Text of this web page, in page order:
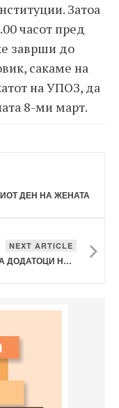
Затоа
часот пред
заврши до
сакаме на
на УПОЗ, да
8-ми март.
ДЕН НА ЖЕНАТА
NEXT ARTICLE
ДОНЕСЕН ПРАВИЛНИКОТ ЗА ИСПЛАТА НА ДОДАТОЦИ НА ПЛАТА ЗА ВРАБОТЕНИТЕ ВО СУДСКАТА ПОЛИЦИЈА